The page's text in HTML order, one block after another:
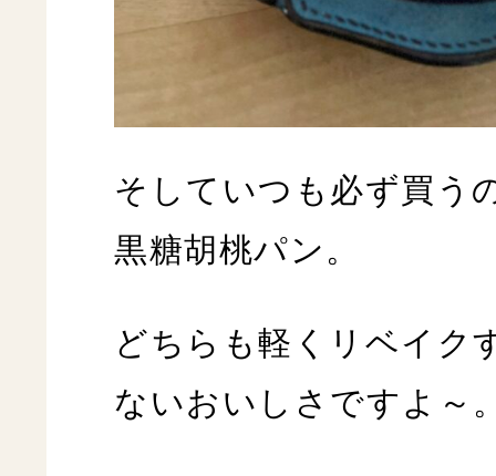
そしていつも必ず買う
黒糖胡桃パン。
どちらも軽くリベイク
ないおいしさですよ～